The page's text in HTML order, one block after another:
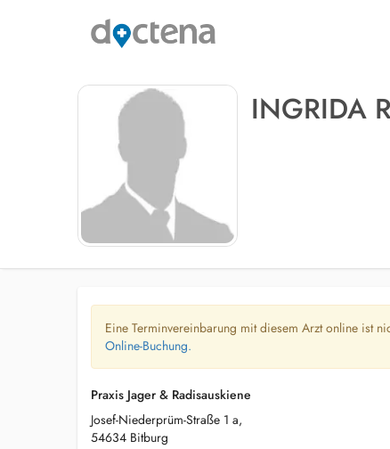
INGRIDA
Eine Terminvereinbarung mit diesem Arzt online ist
Online-Buchung.
Praxis Jager & Radisauskiene
Josef-Niederprüm-Straße 1 a,
54634 Bitburg